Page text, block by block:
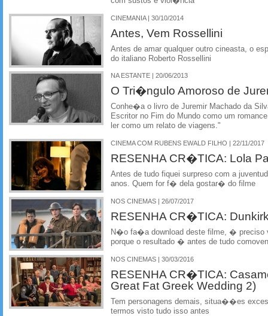
CINEMANIA | 30/10/2014
Antes, Vem Rossellini
Antes de amar qualquer outro cineasta, o
do italiano Roberto Rossellini
NA ESTANTE | 20/06/2013
O Tri�ngulo Amoroso de
Conhe�a o livro de Juremir Machado da
Escritor no Fim do Mundo como um
ler como um relato de viagens."
CINEMA COM RUBENS EWALD FILHO | 22/11/2017
RESENHA CR�TICA: Lola
Antes de tudo fiquei surpreso com a
anos. Quem for f� dela gostar� do filme
NOS CINEMAS | 26/07/2017
RESENHA CR�TICA:
N�o fa�a download deste filme, � preciso
porque o resultado � antes de tudo
NOS CINEMAS | 30/03/2016
RESENHA CR�TICA:
Great Fat Greek Wedding 2)
Tem personagens demais, situa��es
termos visto tudo isso antes